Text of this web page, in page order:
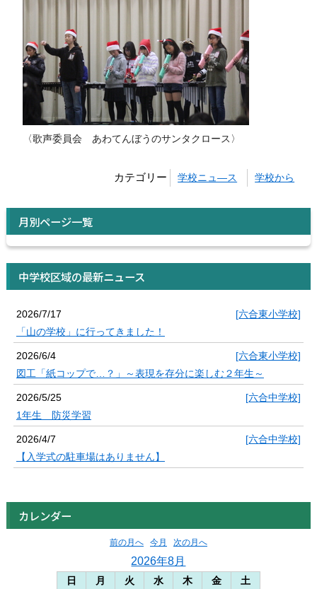
〈歌声委員会 あわてんぼうのサンタクロース〉
カテゴリー 学校ニュ―ス 学校から
月別ページ一覧
中学校区域の最新ニュース
2026/7/17
[六合東小学校]
「山の学校」に行ってきました！
2026/6/4
[六合東小学校]
図工「紙コップで…？」～表現を存分に楽しむ２年生～
2026/5/25
[六合中学校]
1年生 防災学習
2026/4/7
[六合中学校]
【入学式の駐車場はありません】
カレンダー
前の月へ 今月 次の月へ
2026年8月
日 月 火 水 木 金 土